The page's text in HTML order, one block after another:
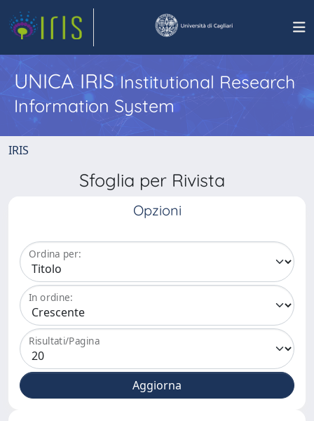
UNICA IRISInstitutional Research
Information System
IRIS
Sfoglia per Rivista
Opzioni
Ordina per:
In ordine:
Risultati/Pagina